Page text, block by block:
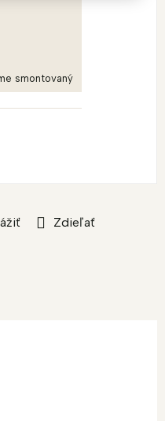
Zdieľať
smontovaný